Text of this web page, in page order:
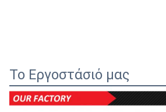
Το Εργοστάσιό μας